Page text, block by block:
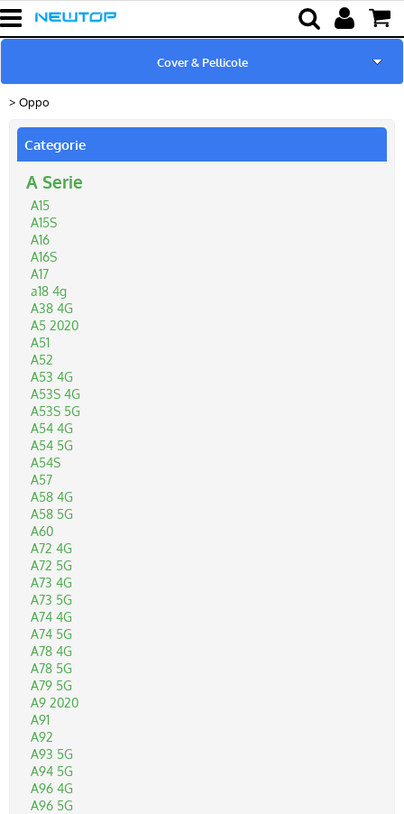
Cover & Pellicole
Oppo
Categorie
A Serie
A15
A15S
A16
A16S
A17
a18 4g
A38 4G
A5 2020
A51
A52
A53 4G
A53S 4G
A53S 5G
A54 4G
A54 5G
A54S
A57
A58 4G
A58 5G
A60
A72 4G
A72 5G
A73 4G
A73 5G
A74 4G
A74 5G
A78 4G
A78 5G
A79 5G
A9 2020
A91
A92
A93 5G
A94 5G
A96 4G
A96 5G